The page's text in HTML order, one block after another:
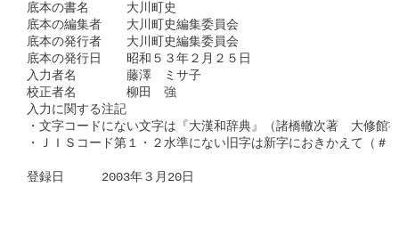
底本の書名　　　大川町史
底本の編集者　　大川町史編集委員会
底本の発行者　　大川町史編集委員会
底本の発行日　　昭和５３年２月２５日
入力者名　　　　藤澤　ミサ子
校正者名　　　　柳田　強
入力に関する注記
・文字コードにない文字は『大漢和辞典』（諸橋轍次著　大修館
・ＪＩＳコード第１・２水準にない旧字は新字におきかえて（＃
登録日　　　2003年３月20日